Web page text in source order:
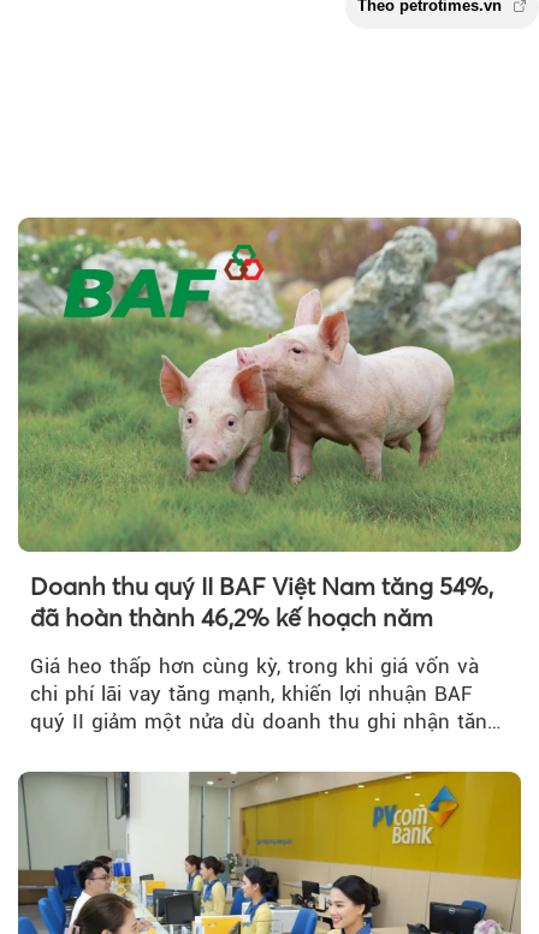
Theo
Doanh thu quý II BAF Việt Nam tăng 54%,
đã hoàn thành 46,2% kế hoạch năm
Giá heo thấp hơn cùng kỳ, trong khi giá vốn và
chi phí lãi vay tăng mạnh, khiến lợi nhuận BAF
quý II giảm một nửa dù doanh thu ghi nhận tăng